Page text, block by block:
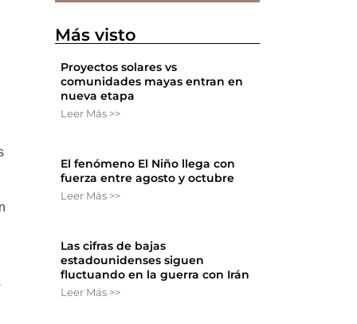
Más visto
Proyectos solares vs
comunidades mayas entran en
nueva etapa
Leer Más >>
El fenómeno El Niño llega con
fuerza entre agosto y octubre
Leer Más >>
Las cifras de bajas
estadounidenses siguen
fluctuando en la guerra con Irán
Leer Más >>